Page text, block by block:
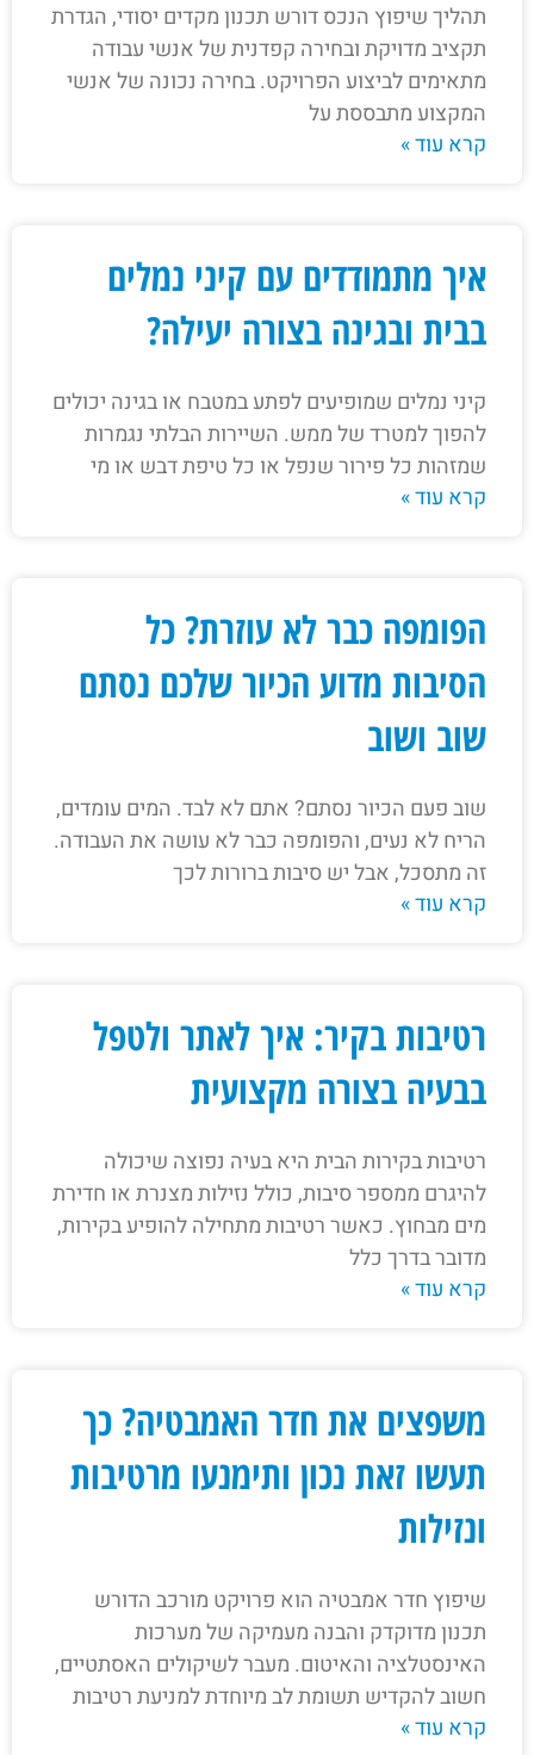
תהליך שיפוץ הנכס דורש תכנון מקדים יסודי, הגדרת
תקציב מדויקת ובחירה קפדנית של אנשי עבודה
מתאימים לביצוע הפרויקט. בחירה נכונה של אנשי
המקצוע מתבססת על
קרא עוד »
איך מתמודדים עם קיני נמלים
בבית ובגינה בצורה יעילה?
קיני נמלים שמופיעים לפתע במטבח או בגינה יכולים
להפוך למטרד של ממש. השיירות הבלתי נגמרות
שמזהות כל פירור שנפל או כל טיפת דבש או מי
קרא עוד »
הפומפה כבר לא עוזרת? כל
הסיבות מדוע הכיור שלכם נסתם
שוב ושוב
שוב פעם הכיור נסתם? אתם לא לבד. המים עומדים,
הריח לא נעים, והפומפה כבר לא עושה את העבודה.
זה מתסכל, אבל יש סיבות ברורות לכך
קרא עוד »
רטיבות בקיר: איך לאתר ולטפל
בבעיה בצורה מקצועית
רטיבות בקירות הבית היא בעיה נפוצה שיכולה
להיגרם ממספר סיבות, כולל נזילות מצנרת או חדירת
מים מבחוץ. כאשר רטיבות מתחילה להופיע בקירות,
מדובר בדרך כלל
קרא עוד »
משפצים את חדר האמבטיה? כך
תעשו זאת נכון ותימנעו מרטיבות
ונזילות
שיפוץ חדר אמבטיה הוא פרויקט מורכב הדורש
תכנון מדוקדק והבנה מעמיקה של מערכות
האינסטלציה והאיטום. מעבר לשיקולים האסתטיים,
חשוב להקדיש תשומת לב מיוחדת למניעת רטיבות
קרא עוד »